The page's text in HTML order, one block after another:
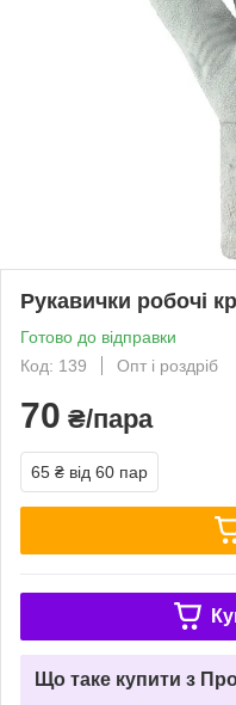
Рукавички робочі
Готово до відправки
Код: 139
Опт і роздріб
70 ₴/пара
65 ₴ від 60 пар
Що таке купити з